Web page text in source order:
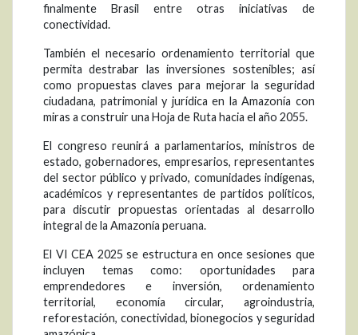
finalmente Brasil entre otras iniciativas de
conectividad.
También el necesario ordenamiento territorial que
permita destrabar las inversiones sostenibles; así
como propuestas claves para mejorar la seguridad
ciudadana, patrimonial y jurídica en la Amazonía con
miras a construir una Hoja de Ruta hacia el año 2055.
El congreso reunirá a parlamentarios, ministros de
estado, gobernadores, empresarios, representantes
del sector público y privado, comunidades indígenas,
académicos y representantes de partidos políticos,
para discutir propuestas orientadas al desarrollo
integral de la Amazonía peruana.
El VI CEA 2025 se estructura en once sesiones que
incluyen temas como: oportunidades para
emprendedores e inversión, ordenamiento
territorial, economía circular, agroindustria,
reforestación, conectividad, bionegocios y seguridad